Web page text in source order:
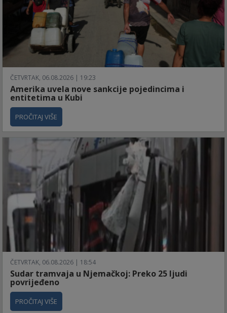
ČETVRTAK, 06.08.2026 | 19:23
Amerika uvela nove sankcije pojedincima i
entitetima u Kubi
PROČITAJ VIŠE
ČETVRTAK, 06.08.2026 | 18:54
Sudar tramvaja u Njemačkoj: Preko 25 ljudi
povrijeđeno
PROČITAJ VIŠE